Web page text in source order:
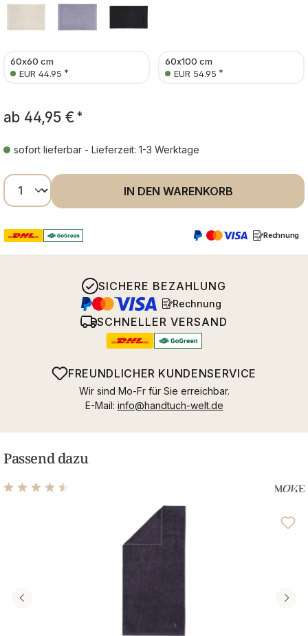
60x60 cm
EUR 44.95 *
60x100 cm
EUR 54.95 *
ab 44,95 € *
sofort lieferbar - Lieferzeit: 1-3 Werktage
Produkt Anzahl: Gib den gewünschten
IN DEN WARENKORB
Rechnung
SICHERE BEZAHLUNG
Rechnung
SCHNELLER VERSAND
FREUNDLICHER KUNDENSERVICE
Wir sind Mo-Fr für Sie erreichbar.
E-Mail: info@handtuch-welt.de
Passend dazu
Durchschnittliche Bewertung von 4.39 von 5 Sternen